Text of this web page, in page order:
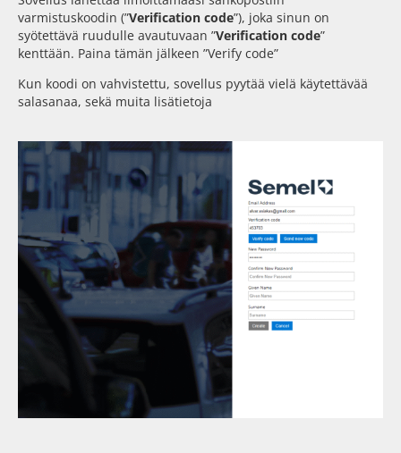
varmistuskoodin (”Verification code”), joka sinun on
syötettävä ruudulle avautuvaan ”Verification code”
kenttään. Paina tämän jälkeen ”Verify code”
Kun koodi on vahvistettu, sovellus pyytää vielä käytettävää
salasanaa, sekä muita lisätietoja